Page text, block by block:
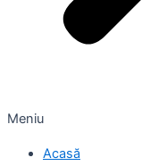
Meniu
Acasă